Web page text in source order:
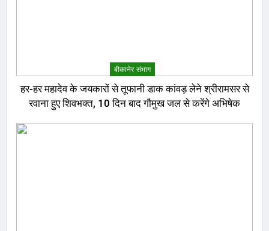
बीकानेर संभाग
हर-हर महादेव के जयकारों से तूफानी डाक कांवड़ लेने श्रीरामसर से
रवाना हुए शिवभक्त, 10 दिन बाद गौमुख जल से करेंगे अभिषेक